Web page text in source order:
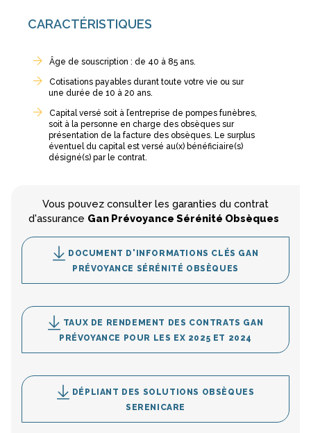
CARACTÉRISTIQUES
Âge de souscription : de 40 à 85 ans.
Cotisations payables durant toute votre vie ou sur
une durée de 10 à 20 ans.
Capital versé soit à l’entreprise de pompes funèbres,
soit à la personne en charge des obsèques sur
présentation de la facture des obsèques. Le surplus
éventuel du capital est versé au(x) bénéficiaire(s)
désigné(s) par le contrat.
Vous pouvez consulter les garanties du contrat
d'assurance Gan Prévoyance Sérénité Obsèques
DOCUMENT D'INFORMATIONS CLÉS GAN
PRÉVOYANCE SÉRÉNITÉ OBSÈQUES
TAUX DE RENDEMENT DES CONTRATS GAN
PRÉVOYANCE POUR LES EX 2025 ET 2024
DÉPLIANT DES SOLUTIONS OBSÈQUES
SERENICARE